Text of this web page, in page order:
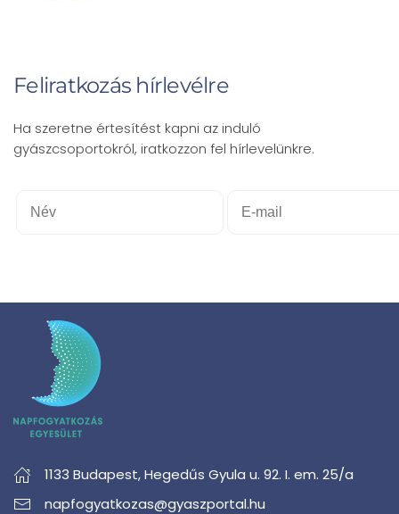
Feliratkozás hírlevélre
Ha szeretne értesítést kapni az induló
gyászcsoportokról, iratkozzon fel hírlevelünkre.
1133 Budapest,Hegedűs Gyula u. 92. I. em. 25/a
napfogyatkozas@gyaszportal.hu